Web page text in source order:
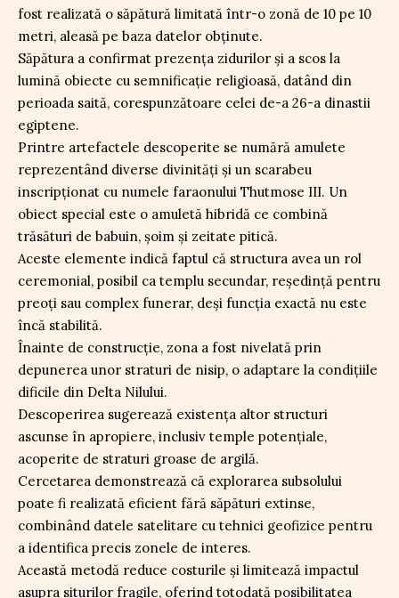
fost realizată o săpătură limitată într-o zonă de 10 pe 10
metri, aleasă pe baza datelor obținute.
Săpătura a confirmat prezența zidurilor și a scos la
lumină obiecte cu semnificație religioasă, datând din
perioada saită, corespunzătoare celei de-a 26-a dinastii
egiptene.
Printre artefactele descoperite se numără amulete
reprezentând diverse divinități și un scarabeu
inscripționat cu numele faraonului Thutmose III. Un
obiect special este o amuletă hibridă ce combină
trăsături de babuin, șoim și zeitate pitică.
Aceste elemente indică faptul că structura avea un rol
ceremonial, posibil ca templu secundar, reședință pentru
preoți sau complex funerar, deși funcția exactă nu este
încă stabilită.
Înainte de construcție, zona a fost nivelată prin
depunerea unor straturi de nisip, o adaptare la condițiile
dificile din Delta Nilului.
Descoperirea sugerează existența altor structuri
ascunse în apropiere, inclusiv temple potențiale,
acoperite de straturi groase de argilă.
Cercetarea demonstrează că explorarea subsolului
poate fi realizată eficient fără săpături extinse,
combinând datele satelitare cu tehnici geofizice pentru
a identifica precis zonele de interes.
Această metodă reduce costurile și limitează impactul
asupra siturilor fragile, oferind totodată posibilitatea